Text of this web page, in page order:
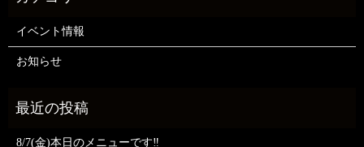
イベント情報
お知らせ
8/7(金)本日のメニューです‼️